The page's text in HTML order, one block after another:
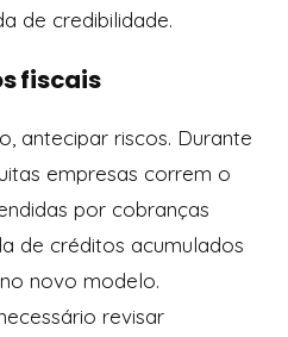
de credibilidade.
fiscais
antecipar riscos. Durante
empresas correm o
por cobranças
de créditos acumulados
novo modelo.
revisar